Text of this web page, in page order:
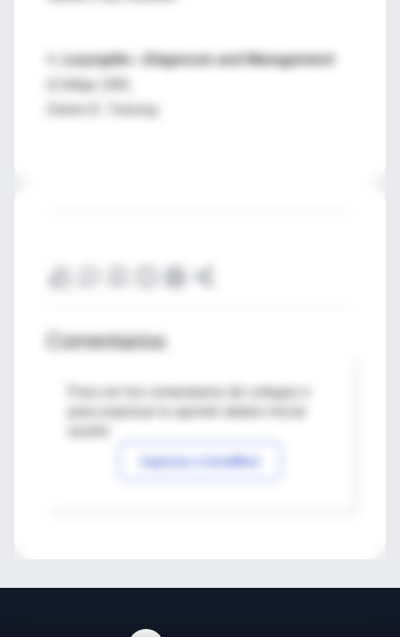
Laryngitis—Diagnosis and Management
(Código 190)
Comentarios
Para ver los comentarios de colegas o
Ingresar a IntraMed